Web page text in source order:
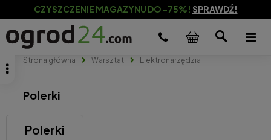
CZYSZCZENIE MAGAZYNU DO -75%! SPRAWDŹ!
Strona główna Warsztat Elektronarzędzia
Polerki
Polerki